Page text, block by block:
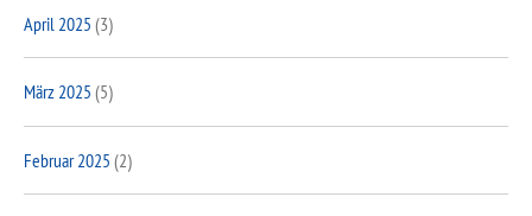
April 2025 (3)
März 2025 (5)
Februar 2025 (2)